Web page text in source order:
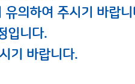
의하여 주시기 바랍니
입니다.
기 바랍니다.